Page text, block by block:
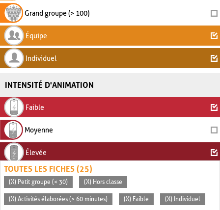
Grand groupe (> 100)
Équipe
Individuel
INTENSITÉ D'ANIMATION
Faible
Moyenne
Élevée
TOUTES LES FICHES (25)
(X) Petit groupe (< 30) (X) Hors classe
(X) Activités élaborées (> 60 minutes) (X) Faible (X) Individuel